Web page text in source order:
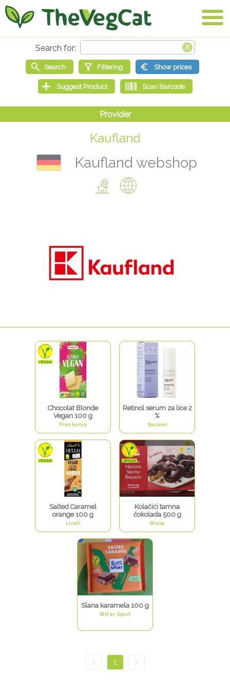
Kaufland
Kaufland webshop
Chocolat Blonde
Vegan 100 g
Frankonia
Retinol serum za lice 2
%
Nacomi
Salted Caramel
orange 100 g
Lindt
Kolačići tamna
čokolada 500 g
Weiss
Slana karamela 100 g
Ritter Sport
< 1 >